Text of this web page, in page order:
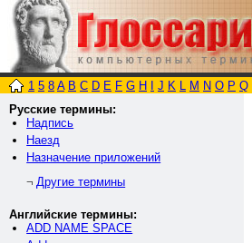
1 5 8 A B C D E F G H J K L M N O P Q
Русские термины:
Надпись
Наезд
Назначение приложений
¬ Другие термины
Английские термины:
ADD NAME SPACE